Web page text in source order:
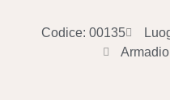
Codice: 00135